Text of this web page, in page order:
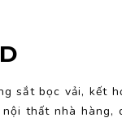
sắt bọc vải, kết
thất nhà hàng,